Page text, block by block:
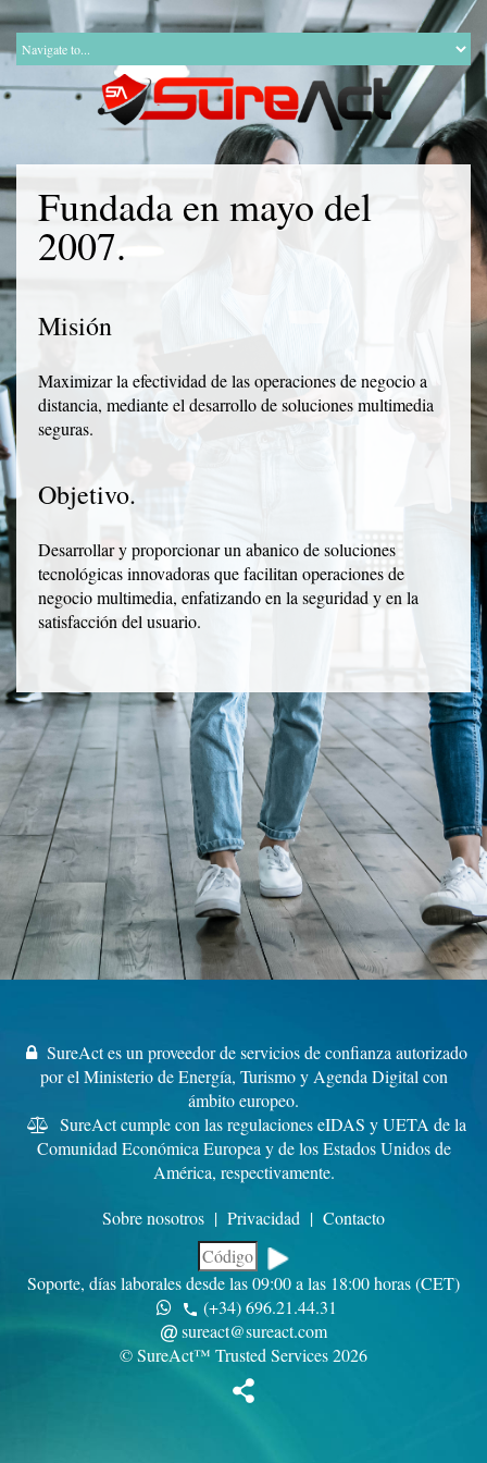
Fundada en mayo del
2007.
Misión
Maximizar la efectividad de las operaciones de negocio a
distancia, mediante el desarrollo de soluciones multimedia
seguras.
Objetivo.
Desarrollar y proporcionar un abanico de soluciones
tecnológicas innovadoras que facilitan operaciones de
negocio multimedia, enfatizando en la seguridad y en la
satisfacción del usuario.
SureAct es un proveedor de servicios de confianza autorizado
por el Ministerio de Energía, Turismo y Agenda Digital con
ámbito europeo.
SureAct cumple con las regulaciones eIDAS y UETA de la
Comunidad Económica Europea y de los Estados Unidos de
América, respectivamente.
Sobre nosotros | Privacidad | Contacto
Soporte, días laborales desde las 09:00 a las 18:00 horas (CET)
(+34) 696.21.44.31
sureact@sureact.com
© SureAct™ Trusted Services 2026